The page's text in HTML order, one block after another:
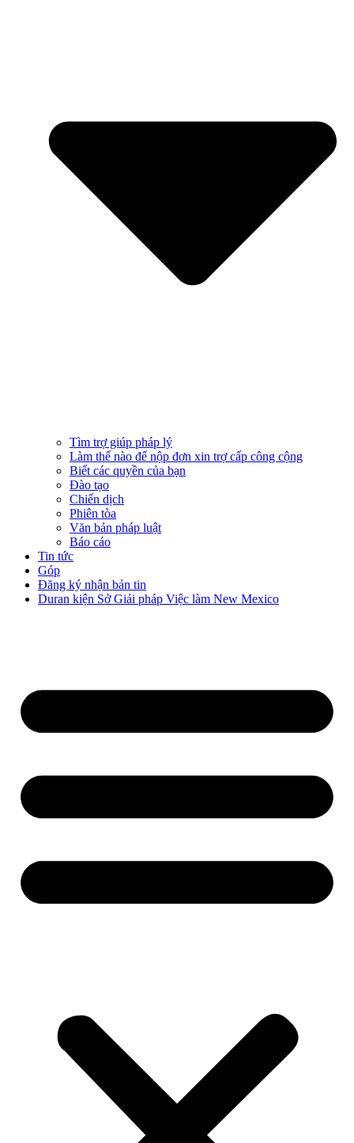
Tìm trợ giúp pháp lý
Làm thế nào để nộp đơn xin trợ cấp công cộng
Biết các quyền của bạn
Đào tạo
Chiến dịch
Phiên tòa
Văn bản pháp luật
Báo cáo
Tin tức
Góp
Đăng ký nhận bản tin
Duran kiện Sở Giải pháp Việc làm New Mexico